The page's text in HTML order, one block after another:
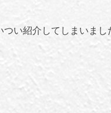
い紹介してしまいまし